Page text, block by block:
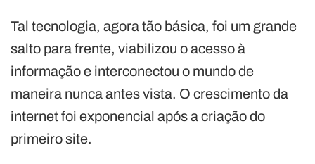
Tal tecnologia, agora tão básica, foi um grande
salto para frente, viabilizou o acesso à
informação e interconectou o mundo de
maneira nunca antes vista. O crescimento da
internet foi exponencial após a criação do
primeiro site.